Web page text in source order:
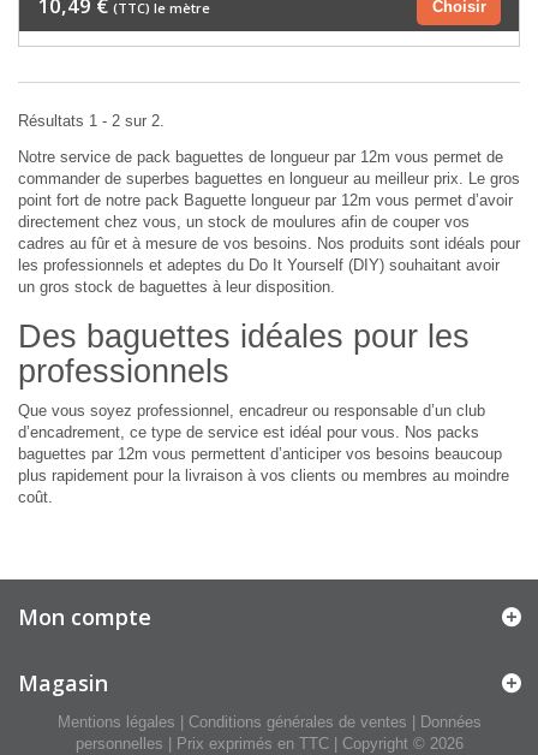
Choisir
10,49 € (TTC) le mètre
Résultats 1 - 2 sur 2.
Notre service de pack baguettes de longueur par 12m vous permet de
commander de superbes baguettes en longueur au meilleur prix. Le gros
point fort de notre pack Baguette longueur par 12m vous permet d’avoir
directement chez vous, un stock de moulures afin de couper vos
cadres au fûr et à mesure de vos besoins. Nos produits sont idéals pour
les professionnels et adeptes du Do It Yourself (DIY) souhaitant avoir
un gros stock de baguettes à leur disposition.
Des baguettes idéales pour les
professionnels
Que vous soyez professionnel, encadreur ou responsable d’un club
d’encadrement, ce type de service est idéal pour vous. Nos packs
baguettes par 12m vous permettent d’anticiper vos besoins beaucoup
plus rapidement pour la livraison à vos clients ou membres au moindre
coût.
Mon compte
Magasin
Mentions légales Conditions générales de ventes
Données
personnelles | Prix exprimés en TTC | Copyright © 2026